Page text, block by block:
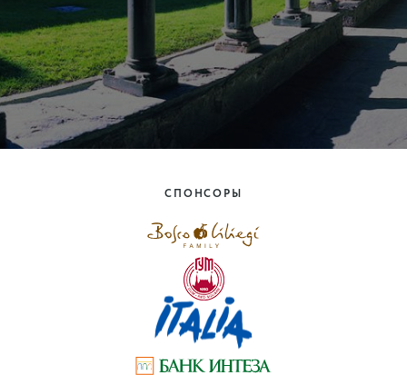
СПОНСОРЫ